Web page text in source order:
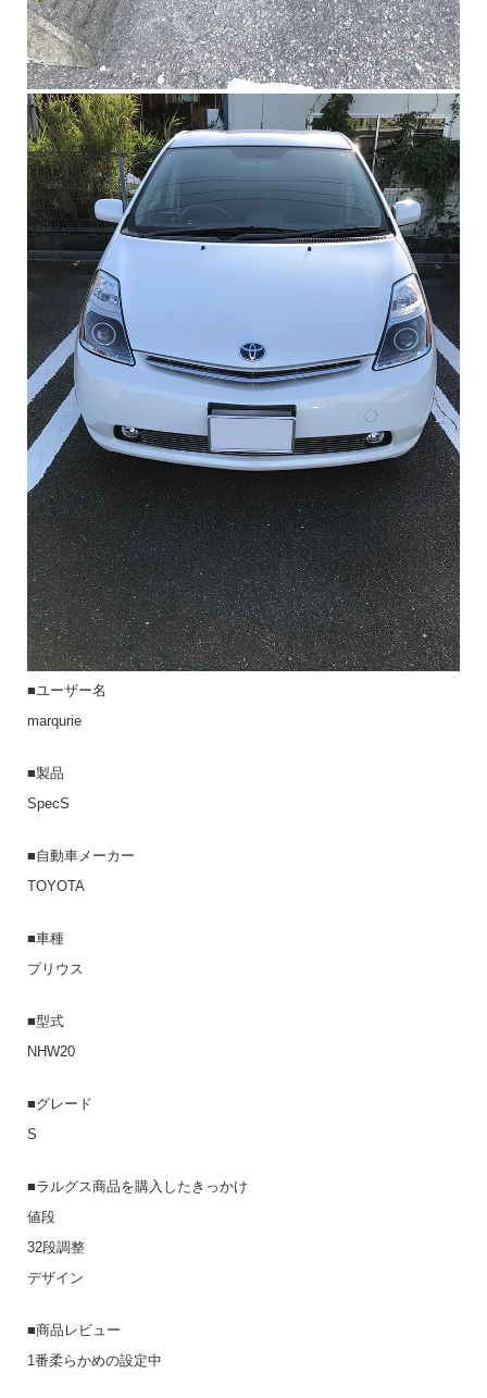
■ユーザー名
marqurie
■製品
SpecS
■自動車メーカー
TOYOTA
■車種
プリウス
■型式
NHW20
■グレード
S
■ラルグス商品を購入したきっかけ
値段
32段調整
デザイン
■商品レビュー
1番柔らかめの設定中